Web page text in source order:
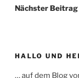
Beitrag
Nächster Beitrag
HALLO UND
… auf dem Blog